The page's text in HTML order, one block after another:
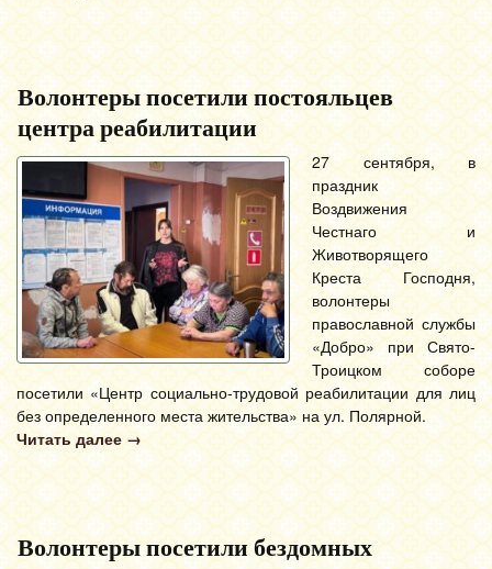
Волонтеры посетили постояльцев
центра реабилитации
27 сентября, в
праздник
Воздвижения
Честнаго и
Животворящего
Креста Господня,
волонтеры
православной службы
«Добро» при Свято-
Троицком соборе
посетили «Центр социально-трудовой реабилитации для лиц
без определенного места жительства» на ул. Полярной.
Читать далее →
Волонтеры посетили бездомных